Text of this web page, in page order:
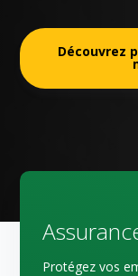
Découvrez
Protégez vos